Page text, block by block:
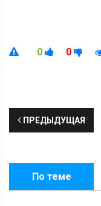
0 0
ПРЕДЫДУЩАЯ
По теме